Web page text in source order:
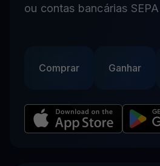
ou contas bancárias SEPA
Comprar Ganhar